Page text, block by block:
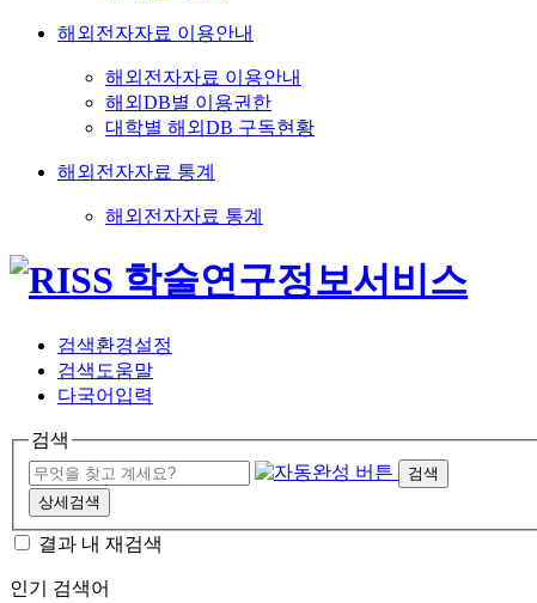
해외전자자료 이용안내
해외전자자료 이용안내
해외DB별 이용권한
대학별 해외DB 구독현황
해외전자자료 통계
해외전자자료 통계
검색환경설정
검색도움말
다국어입력
검색
검색
상세검색
결과 내 재검색
인기 검색어